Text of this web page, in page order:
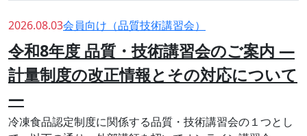
2026.08.03会員向け（品質技術講習会）
令和8年度 品質・技術講習会のご案内 ―
計量制度の改正情報とその対応について
―
冷凍食品認定制度に関係する品質・技術講習会の１つとし